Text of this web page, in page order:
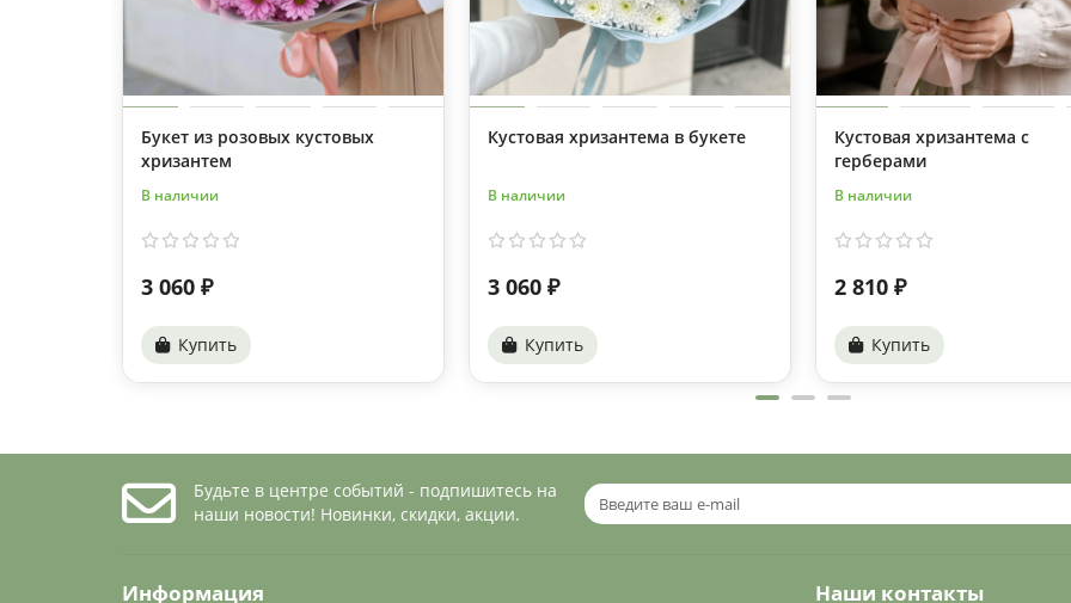
Букет из розовых кустовых
хризантем
В наличии
3 060 ₽
Купить
Кустовая хризантема в букете
В наличии
3 060 ₽
Купить
Кустовая хризантема с
герберами
В наличии
2 810 ₽
Купить
Будьте в центре событий - подпишитесь на
наши новости! Новинки, скидки, акции.
Информация Наши контакты